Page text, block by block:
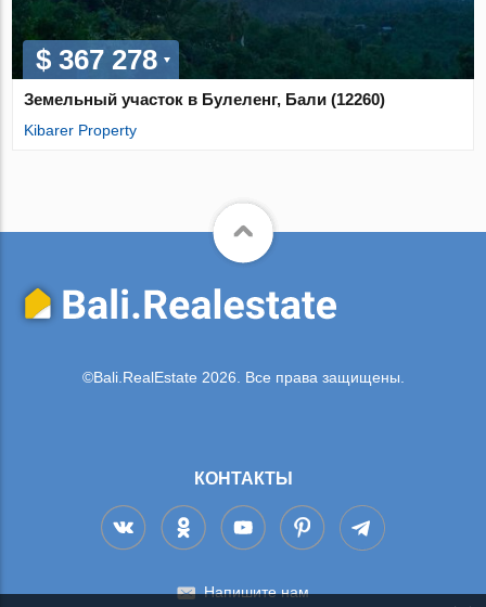
$ 367 278
Земельный участок в Булеленг, Бали (12260)
Kibarer Property
©Bali.RealEstate 2026. Все права защищены.
КОНТАКТЫ
Напишите нам